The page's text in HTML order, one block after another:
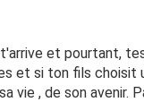
et revient quand
me msm. Je sais
jours de la fête des
fesai la tête sur
et pourtant,
et si ton fils choisit
vie , de son avenir.